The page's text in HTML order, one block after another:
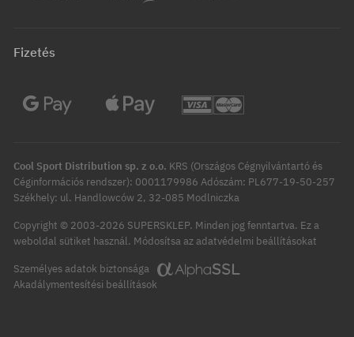
Fizetés
Cool Sport Distribution sp. z o.o. KRS (Országos Cégnyilvántartó és
Céginformációs rendszer): 0001179986 Adószám: PL677-19-50-257
Székhely: ul. Handlowców 2, 32-085 Modlniczka
Copyright © 2003-2026 SUPERSKLEP. Minden jog fenntartva. Ez a
weboldal sütiket használ. Módosítsa az adatvédelmi beállításokat
Személyes adatok biztonsága
Akadálymentesítési beállítások